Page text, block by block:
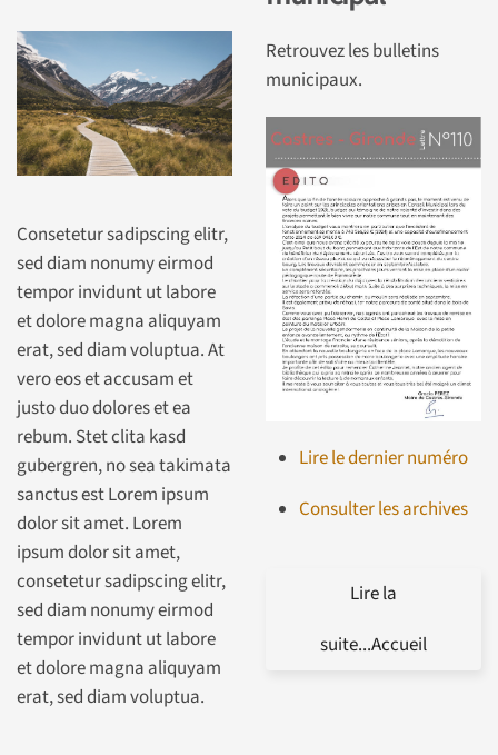
Consetetur sadipscing elitr,
sed diam nonumy eirmod
tempor invidunt ut labore
et dolore magna aliquyam
erat, sed diam voluptua. At
vero eos et accusam et
justo duo dolores et ea
rebum. Stet clita kasd
gubergren, no sea takimata
sanctus est Lorem ipsum
dolor sit amet. Lorem
ipsum dolor sit amet,
consetetur sadipscing elitr,
sed diam nonumy eirmod
tempor invidunt ut labore
et dolore magna aliquyam
erat, sed diam voluptua.
Retrouvez les bulletins
municipaux.
Lire le dernier numéro
Consulter les archives
Lire la
suite...Accueil